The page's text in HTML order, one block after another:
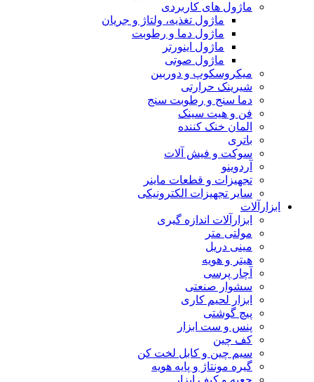
ماژول های کاربردی
ماژول تغذیه، ولتاژ و جریان
ماژول دما و رطوبت
ماژول اینورتر
ماژول صوتی
میکروسکوپ و دوربین
شیرینک حرارتی
دما سنج و رطوبت سنج
فن و هیت سینک
المان خنک کننده
باتری
سوکت و فیش آلات
آردوینو
تجهیزات و قطعات ماینر
سایر تجهیزات الکترونیکی
ابزارآلات
ابزارآلات اندازه گیری
مولتی متر
مینی دریل
هیتر و هویه
آچار پرسی
سشوار صنعتی
ابزار لحیم کاری
پیچ گوشتی
پنس و ست ابزار
کف چین
سیم چین و کابل لخت کن
گیره مونتاژ و پایه هویه
جعبه و کیف ابزار